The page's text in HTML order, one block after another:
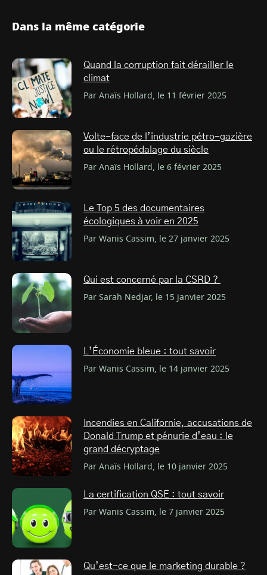
Dans la même catégorie
Quand la corruption fait dérailler le
climat
Par Anaïs Hollard, le 11 février 2025
Volte-face de l’industrie pétro-gazière
ou le rétropédalage du siècle
Par Anaïs Hollard, le 6 février 2025
Le Top 5 des documentaires
écologiques à voir en 2025
Par Wanis Cassim, le 27 janvier 2025
Qui est concerné par la CSRD ?
Par Sarah Nedjar, le 15 janvier 2025
L’Économie bleue : tout savoir
Par Wanis Cassim, le 14 janvier 2025
Incendies en Californie, accusations de
Donald Trump et pénurie d’eau : le
grand décryptage
Par Anaïs Hollard, le 10 janvier 2025
La certification QSE : tout savoir
Par Wanis Cassim, le 7 janvier 2025
Qu’est-ce que le marketing durable ?